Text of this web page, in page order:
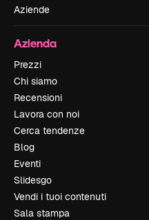
Aziende
Azienda
Prezzi
Chi siamo
Recensioni
Lavora con noi
Cerca tendenze
Blog
Eventi
Slidesgo
Vendi i tuoi contenuti
Sala stampa